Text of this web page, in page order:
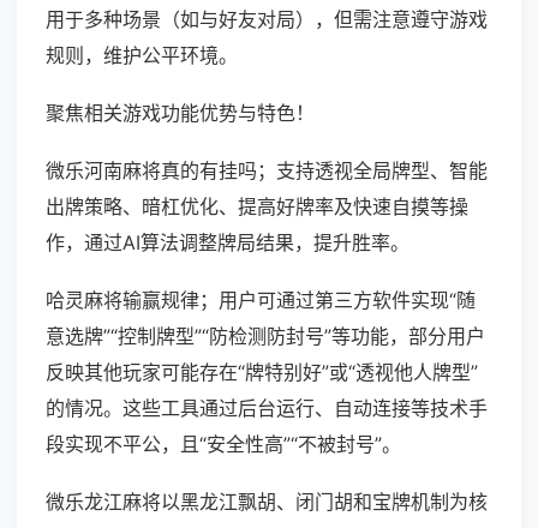
用于多种场景（如与好友对局），但需注意遵守游戏
规则，维护公平环境。
聚焦相关游戏功能优势与特色！
微乐河南麻将真的有挂吗；支持透视全局牌型、智能
出牌策略、暗杠优化、提高好牌率及快速自摸等操
作，通过AI算法调整牌局结果，提升胜率。
哈灵麻将输赢规律；用户可通过第三方软件实现“随
意选牌”“控制牌型”“防检测防封号”等功能，部分用户
反映其他玩家可能存在“牌特别好”或“透视他人牌型”
的情况。这些工具通过后台运行、自动连接等技术手
段实现不平公，且“安全性高”“不被封号”。
微乐龙江麻将以黑龙江飘胡、闭门胡和宝牌机制为核